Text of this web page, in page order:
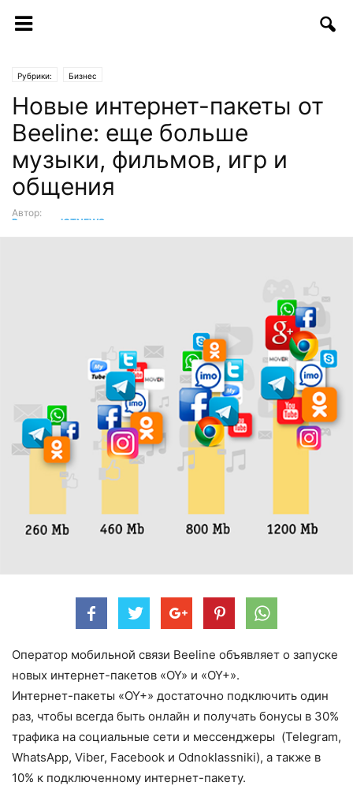
Рубрики: Бизнес
Новые интернет-пакеты от
Beeline: еще больше
музыки, фильмов, игр и
общения
Автор:
Редакция ICTNEWS
Оператор мобильной связи Beeline объявляет о запуске
новых интернет-пакетов «OY» и «OY+».
Интернет-пакеты «OY+» достаточно подключить один
раз, чтобы всегда быть онлайн и получать бонусы в 30%
трафика на социальные сети и мессенджеры (Telegram,
WhatsApp, Viber, Facebook и Odnoklassniki), а также в
10% к подключенному интернет-пакету.